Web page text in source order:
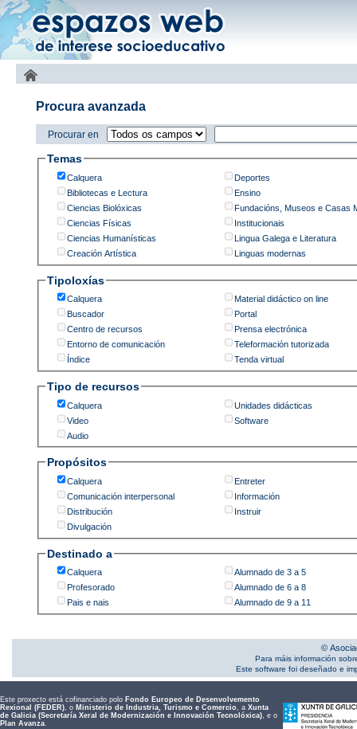
Procura avanzada
Procurar en
Temas
Calquera
Bibliotecas e Lectura
Ciencias Biolóxicas
Ciencias Físicas
Ciencias Humanísticas
Creación Artística
Deportes
Ensino
Fundacións, Museos e Casas
Institucionais
Lingua Galega e Literatura
Linguas modernas
Tipoloxías
Calquera
Buscador
Centro de recursos
Entorno de comunicación
Índice
Material didáctico on line
Portal
Prensa electrónica
Teleformación tutorizada
Tenda virtual
Tipo de recursos
Calquera
Video
Audio
Unidades didácticas
Software
Propósitos
Calquera
Comunicación interpersonal
Distribución
Divulgación
Entreter
Información
Instruir
Destinado a
Calquera
Profesorado
Pais e nais
Alumnado de 3 a 5
Alumnado de 6 a 8
Alumnado de 9 a 11
©
Para máis información
Este software foi deseñado e
Este proxecto está cofinanciado polo Fondo Europeo de Desenvolvemento
Rexional (FEDER), o Ministerio de Industria, Turismo e Comercio, a Xunta
de Galicia (Secretaría Xeral de Modernización e Innovación Tecnolóxica), e o
Plan Avanza.